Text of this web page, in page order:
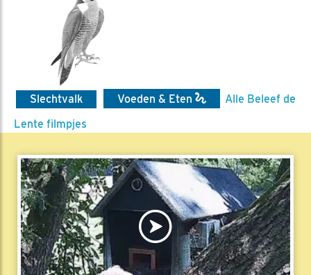
Slechtvalk Voeden & Eten
Alle Beleef de
Lente filmpjes